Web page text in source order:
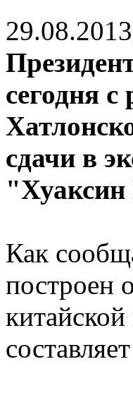
сегодня
сдачи в
"Хуаксин
Как
построен